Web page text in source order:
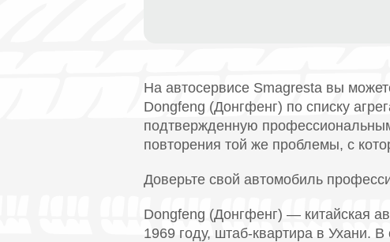
На автосервисе Smagresta вы
Dongfeng (Донгфенг) по списку
подтвержденную
повторения той же проблемы, с
Доверьте свой автомобиль
Dongfeng (Донгфенг) — китайская
1969 году, штаб-квартира в Ухани.